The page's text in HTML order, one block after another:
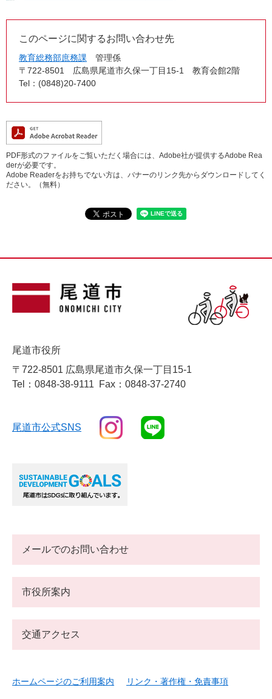
このページに関するお問い合わせ先
教育総務部庶務課
管理係
〒722-8501
広島県尾道市久保一丁目15-1 教育会館2階
Tel：(0848)20-7400
PDF形式のファイルをご覧いただく場合には、Adobe社が提供するAdobe Rea
derが必要です。
Adobe Readerをお持ちでない方は、バナーのリンク先からダウンロードしてく
ださい。（無料）
尾道市役所
〒722-8501 広島県尾道市久保一丁目15-1
Tel：0848-38-9111 Fax：0848-37-2740
尾道市公式SNS
メールでのお問い合わせ
市役所案内
交通アクセス
ホームページのご利用案内 リンク・著作権・免責事項